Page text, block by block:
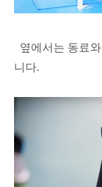
옆에서는 동료
니다.